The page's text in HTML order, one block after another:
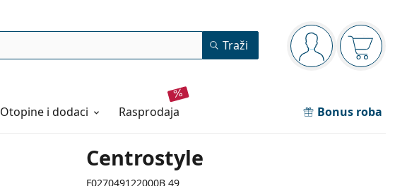
Navigacijska ploča
ste prijavljeni
Traži
Otopine i dodaci rasprodaja Bonus roba
Centrostyle
F027049122000B 49